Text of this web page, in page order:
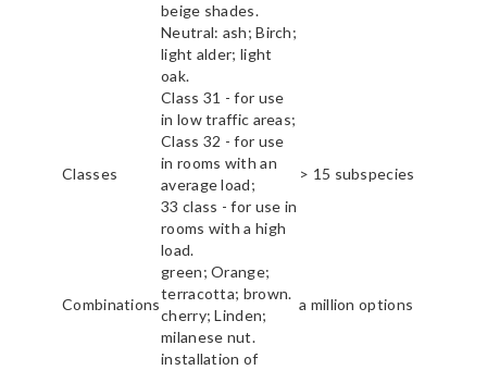
beige shades.
Neutral: ash; Birch;
light alder; light
oak.
Classes
Class 31 - for use
in low traffic areas;
Class 32 - for use
in rooms with an
average load;
33 class - for use in
rooms with a high
load.
> 15 subspecies
Combinations
green; Orange;
terracotta; brown.
cherry; Linden;
milanese nut.
a million options
installation of